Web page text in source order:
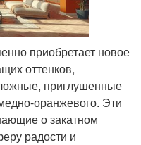
приобретает новое
оттенков,
приглушенные
оранжевого. Эти
о закатном
радости и